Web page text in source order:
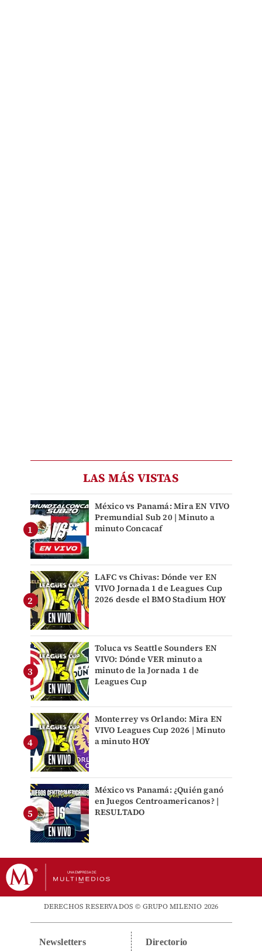
LAS MÁS VISTAS
México vs Panamá: Mira EN VIVO
Premundial Sub 20 | Minuto a
minuto Concacaf
LAFC vs Chivas: Dónde ver EN
VIVO Jornada 1 de Leagues Cup
2026 desde el BMO Stadium HOY
Toluca vs Seattle Sounders EN
VIVO: Dónde VER minuto a
minuto de la Jornada 1 de
Leagues Cup
Monterrey vs Orlando: Mira EN
VIVO Leagues Cup 2026 | Minuto
a minuto HOY
México vs Panamá: ¿Quién ganó
en Juegos Centroamericanos? |
RESULTADO
DERECHOS RESERVADOS © GRUPO MILENIO 2026
Newsletters Directorio